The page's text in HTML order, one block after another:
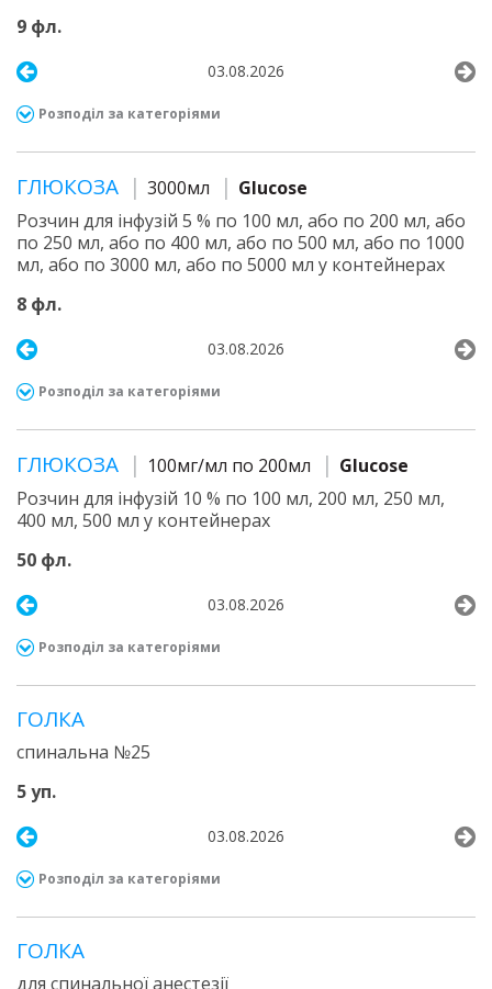
9 фл.
03.08.2026
Розподіл за категоріями
ГЛЮКОЗА 3000мл
Glucose
Розчин для інфузій 5 % по 100 мл, або по 200 мл, або
по 250 мл, або по 400 мл, або по 500 мл, або по 1000
мл, або по 3000 мл, або по 5000 мл у контейнерах
8 фл.
03.08.2026
Розподіл за категоріями
ГЛЮКОЗА 100мг/мл по 200мл
Glucose
Розчин для інфузій 10 % по 100 мл, 200 мл, 250 мл,
400 мл, 500 мл у контейнерах
50 фл.
03.08.2026
Розподіл за категоріями
ГОЛКА
спинальна №25
5 уп.
03.08.2026
Розподіл за категоріями
ГОЛКА
для спинальної анестезії